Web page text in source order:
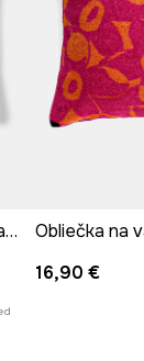
Dekoratívna obliečka na vankúš
16,90 €